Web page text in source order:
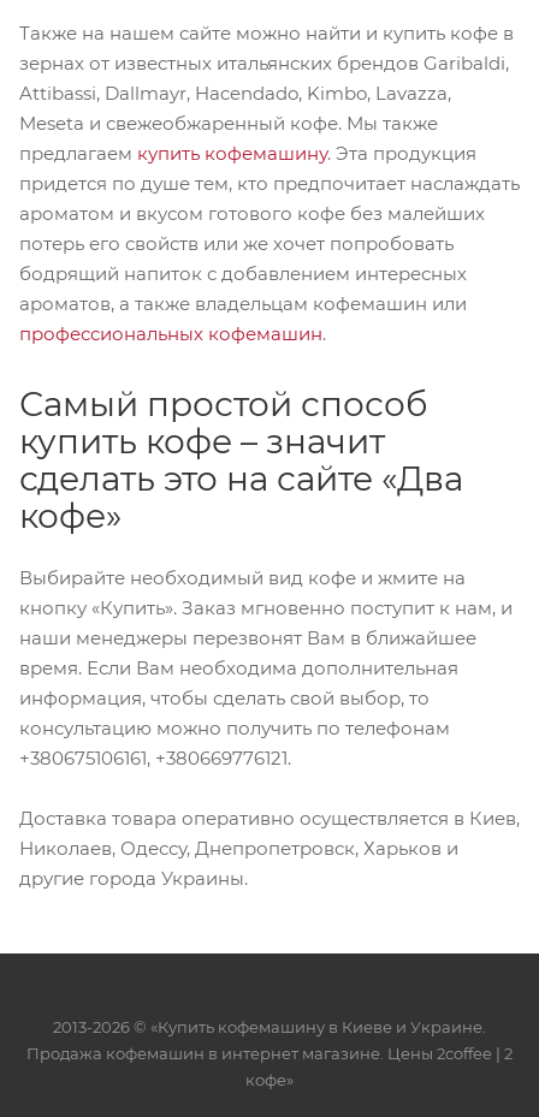
Также на нашем сайте можно найти и купить кофе в
зернах от известных итальянских брендов Garibaldi,
Attibassi, Dallmayr, Hacendado, Kimbo, Lavazza,
Meseta и свежеобжаренный кофе. Мы также
предлагаем купить кофемашину. Эта продукция
придется по душе тем, кто предпочитает наслаждать
ароматом и вкусом готового кофе без малейших
потерь его свойств или же хочет попробовать
бодрящий напиток с добавлением интересных
ароматов, а также владельцам кофемашин или
профессиональных кофемашин.
Самый простой способ
купить кофе – значит
сделать это на сайте «Два
кофе»
Выбирайте необходимый вид кофе и жмите на
кнопку «Купить». Заказ мгновенно поступит к нам, и
наши менеджеры перезвонят Вам в ближайшее
время. Если Вам необходима дополнительная
информация, чтобы сделать свой выбор, то
консультацию можно получить по телефонам
+380675106161, +380669776121.
Доставка товара оперативно осуществляется в Киев,
Николаев, Одессу, Днепропетровск, Харьков и
другие города Украины.
2013-2026 © «Купить кофемашину в Киеве и Украине.
Продажа кофемашин в интернет магазине. Цены 2сoffee | 2
кофе»